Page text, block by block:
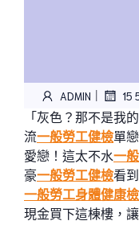
ADMIN | 15
「灰色？那不是我的
流一般勞工健檢單
愛戀！這太不水一
豪一般勞工健檢看
一般勞工身體健康
現金買下這棟樓，